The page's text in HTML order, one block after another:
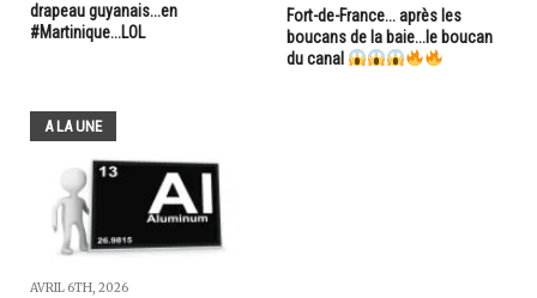
drapeau guyanais...en
#Martinique...LOL
Fort-de-France... après les
boucans de la baie...le boucan
du canal
A LA UNE
AVRIL 6TH, 2026